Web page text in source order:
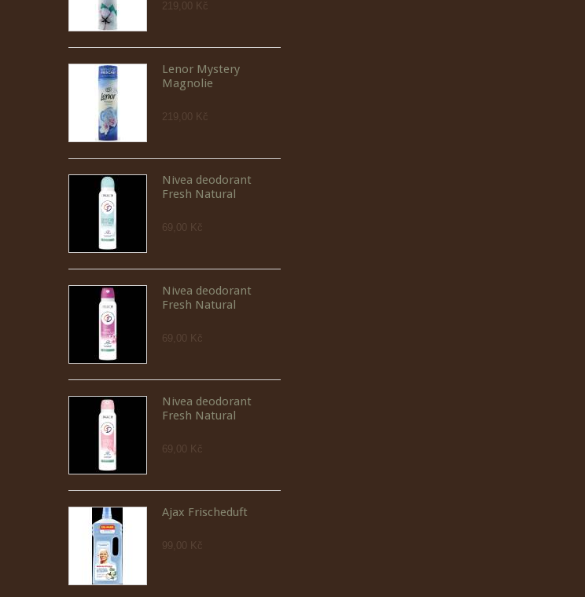
219,00 Kč
Lenor Mystery
Magnolie
219,00 Kč
Nivea deodorant
Fresh Natural
69,00 Kč
Nivea deodorant
Fresh Natural
69,00 Kč
Nivea deodorant
Fresh Natural
69,00 Kč
Ajax Frischeduft
99,00 Kč